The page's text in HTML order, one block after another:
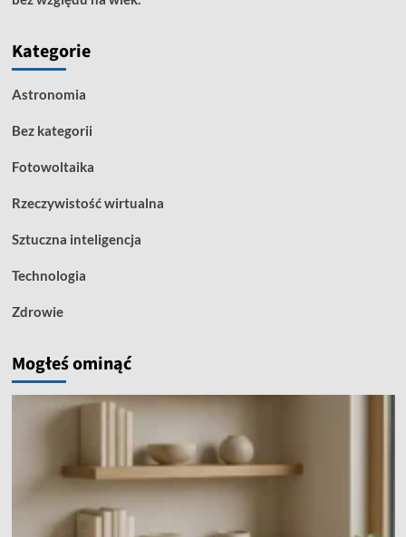
Kategorie
Astronomia
Bez kategorii
Fotowoltaika
Rzeczywistość wirtualna
Sztuczna inteligencja
Technologia
Zdrowie
Mogłeś ominąć